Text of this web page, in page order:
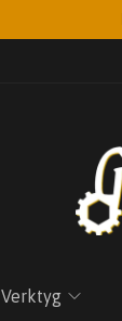
Verktyg